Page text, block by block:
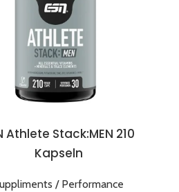
Athlete Stack:MEN 210
Kapseln
/ Performance